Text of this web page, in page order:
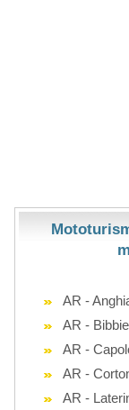
AR -
AR -
AR -
AR -
AR -